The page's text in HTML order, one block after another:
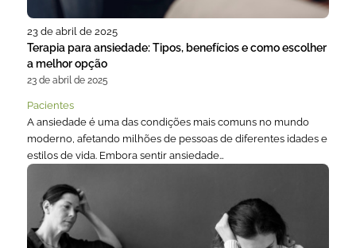
23 de abril de 2025
Terapia para ansiedade: Tipos, benefícios e como escolher
a melhor opção
23 de abril de 2025
Pacientes
A ansiedade é uma das condições mais comuns no mundo
moderno, afetando milhões de pessoas de diferentes idades e
estilos de vida. Embora sentir ansiedade…